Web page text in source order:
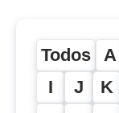
Todos A
I J K